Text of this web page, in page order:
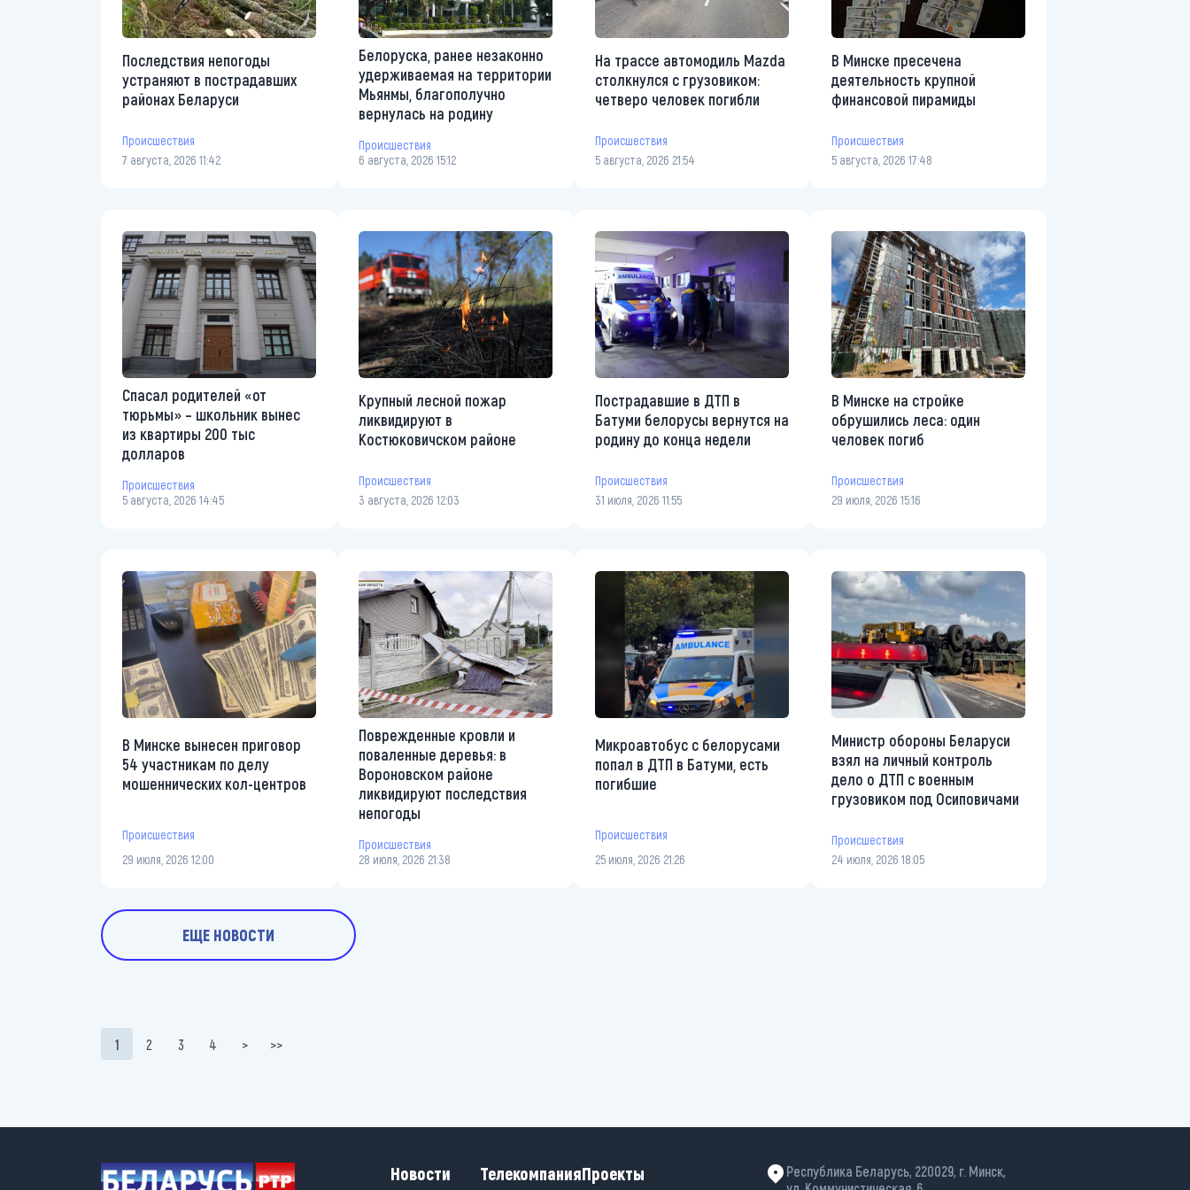
Последствия непогоды
устраняют в пострадавших
районах Беларуси
Происшествия
7 августа, 2026 11:42
Белоруска, ранее незаконно
удерживаемая на территории
Мьянмы, благополучно
вернулась на родину
Происшествия
6 августа, 2026 15:12
На трассе автомодиль Mazda
столкнулся с грузовиком:
четверо человек погибли
Происшествия
5 августа, 2026 21:54
В Минске пресечена
деятельность крупной
финансовой пирамиды
Происшествия
5 августа, 2026 17:48
Спасал родителей «от
тюрьмы» – школьник вынес
из квартиры 200 тыс
долларов
Происшествия
5 августа, 2026 14:45
Крупный лесной пожар
ликвидируют в
Костюковичском районе
Происшествия
3 августа, 2026 12:03
Пострадавшие в ДТП в
Батуми белорусы вернутся на
родину до конца недели
Происшествия
31 июля, 2026 11:55
В Минске на стройке
обрушились леса: один
человек погиб
Происшествия
29 июля, 2026 15:16
В Минске вынесен приговор
54 участникам по делу
мошеннических кол-центров
Происшествия
29 июля, 2026 12:00
Поврежденные кровли и
поваленные деревья: в
Вороновском районе
ликвидируют последствия
непогоды
Происшествия
28 июля, 2026 21:38
Микроавтобус с белорусами
попал в ДТП в Батуми, есть
погибшие
Происшествия
25 июля, 2026 21:26
Министр обороны Беларуси
взял на личный контроль
дело о ДТП с военным
грузовиком под Осиповичами
Происшествия
24 июля, 2026 18:05
Текущая страница
1 Page
2 Page
3 Page
4 Следующая страница
> Последняя страница
>>
ЕЩЕ НОВОСТИ
Новости ТелекомпанияПроекты
Республика Беларусь, 220029, г. Минск,